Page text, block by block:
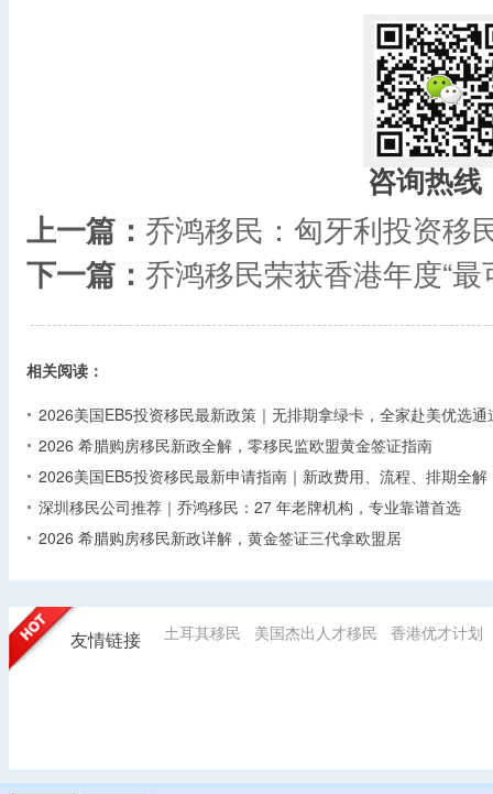
咨询热线
上一篇： 乔鸿移民：匈牙利投资移
下一篇： 乔鸿移民荣获香港年度“
相关阅读：
2026美国EB5投资移民最新政策｜无排期拿绿卡，全家赴美优选通
2026 希腊购房移民新政全解，零移民监欧盟黄金签证指南
2026美国EB5投资移民最新申请指南｜新政费用、流程、排期全解
深圳移民公司推荐｜乔鸿移民：27 年老牌机构，专业靠谱首选
2026 希腊购房移民新政详解，黄金签证三代拿欧盟居
友情链接 土耳其移民 美国杰出人才移民 香港优才计划